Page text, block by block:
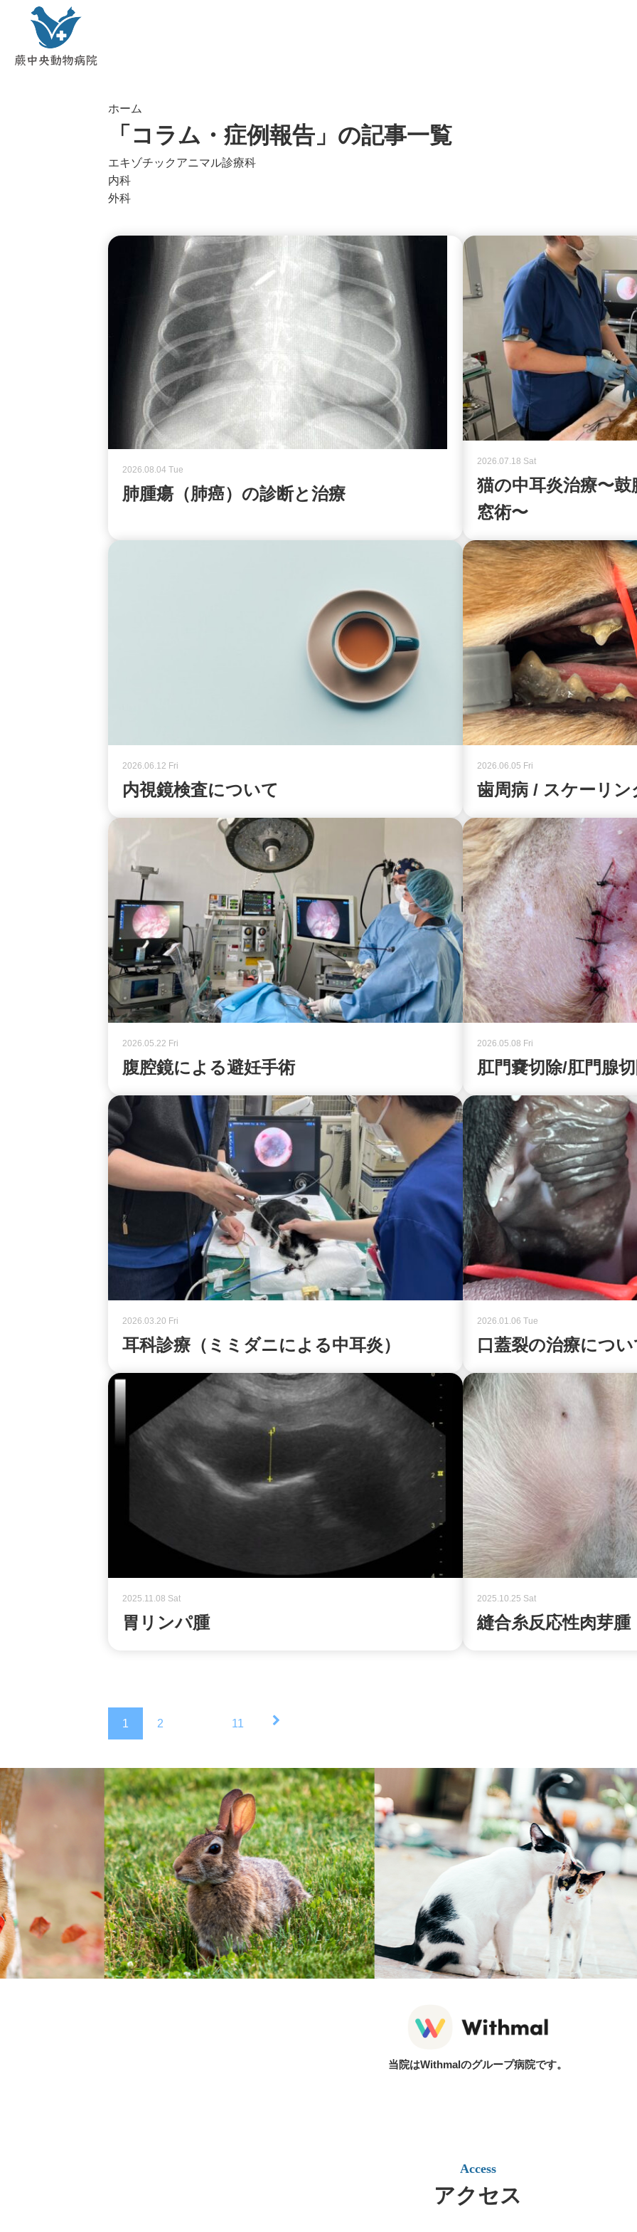
ホーム
「コラム・症例報告」の記事一覧
エキゾチックアニマル診療科
内科
外科
2026.08.04 Tue
肺腫瘍（肺癌）の診断と治療
2026.07.18 Sat
猫の中耳炎治療〜
窓術〜
2026.06.12 Fri
内視鏡検査について
2026.06.05 Fri
歯周病 / スケーリン
2026.05.22 Fri
腹腔鏡による避妊手術
2026.05.08 Fri
肛門嚢切除/肛門腺
2026.03.20 Fri
耳科診療（ミミダニによる中耳炎）
2026.01.06 Tue
口蓋裂の治療につ
2025.11.08 Sat
胃リンパ腫
2025.10.25 Sat
縫合糸反応性肉芽腫
1 2 11
当院はWithmalのグループ病院です。
Access
アクセス